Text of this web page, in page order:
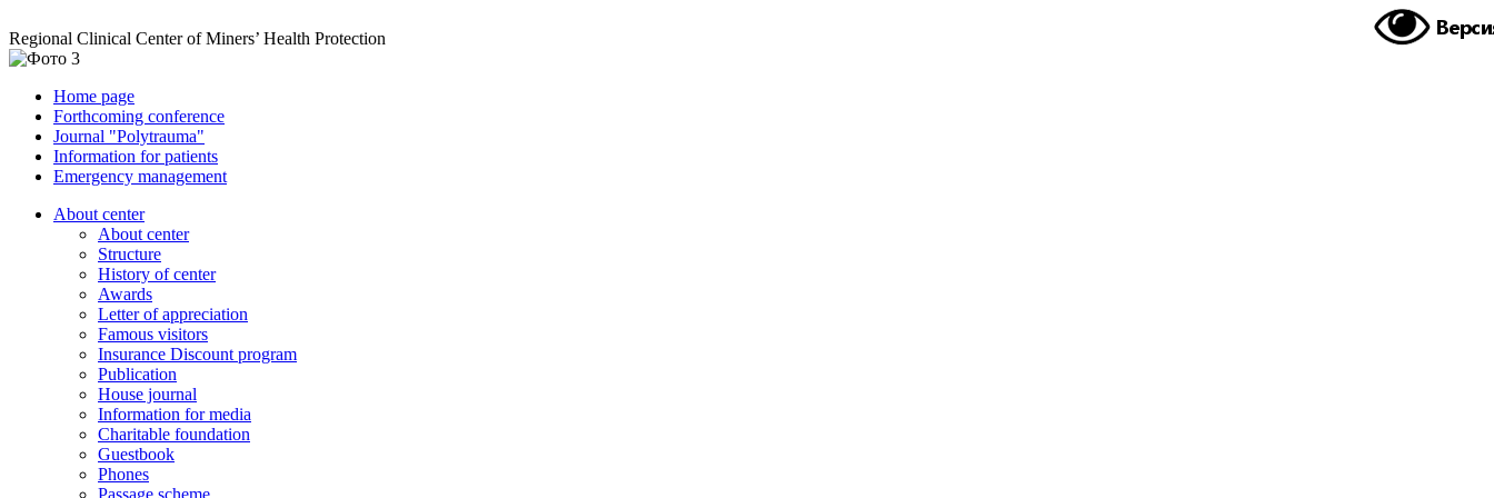
Regional Clinical Center of Miners’ Health Protection
Home page
Forthcoming conference
Journal "Polytrauma"
Information for patients
Emergency management
About center
About center
Structure
History of center
Awards
Letter of appreciation
Famous visitors
Insurance Discount program
Publication
House journal
Information for media
Charitable foundation
Guestbook
Phones
Passage scheme